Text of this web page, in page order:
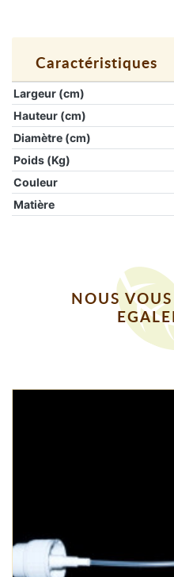
Caractéristiques
Largeur (cm)
Hauteur (cm)
Diamètre (cm)
Poids (Kg)
Couleur
Matière
NOUS